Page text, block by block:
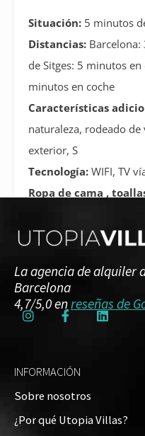
Situación: 5 minutos
Distancias:
de Sitges: 5 minutos
minutos en coche
Características
naturaleza, rodeado
exterior, S
Tecnología: WIFI, TV
Ropa de cama ,
Piscina :Sí, privada
Aire acondicionado :
Es posible que no
Capacidad
La agencia de alquiler
Barcelona
4,7/5,0 enreseñas de
INFORMACIÓN
Sobre nosotros
¿Por qué Utopia Villas?